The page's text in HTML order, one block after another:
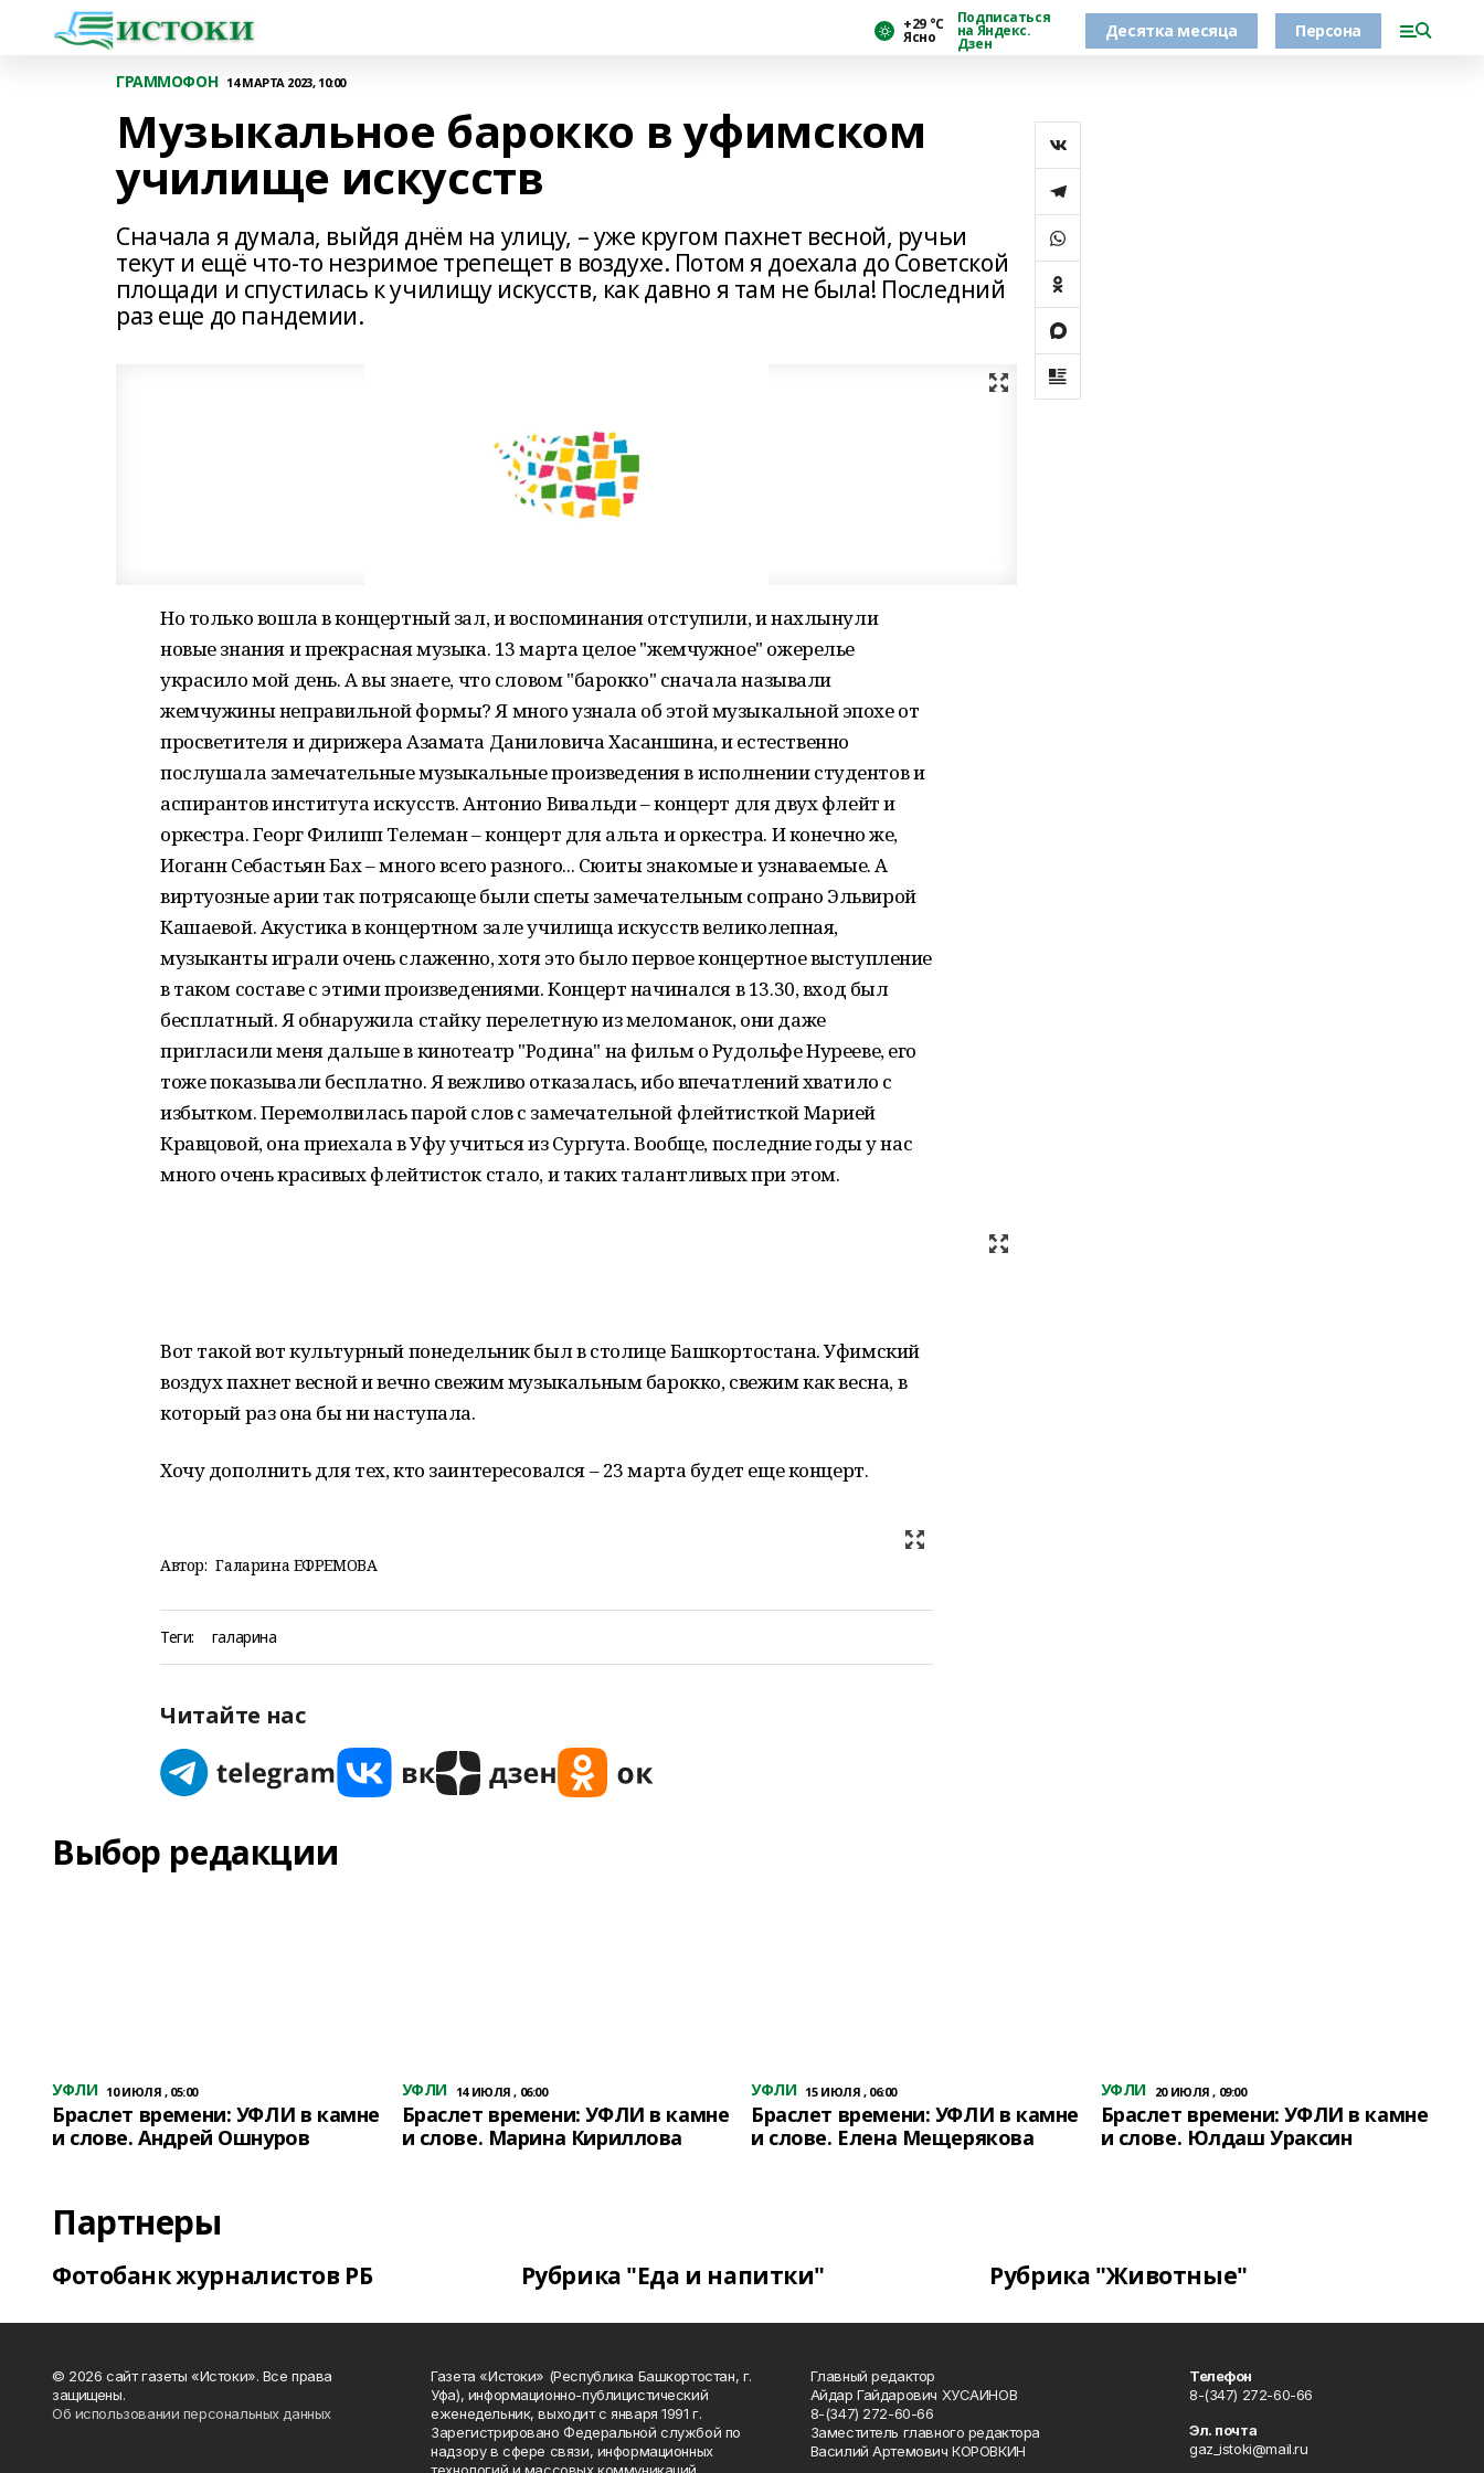
+29 °С
Ясно
Подписаться
на Яндекс.
Дзен
Десятка месяца Персона
ГРАММОФОН 14 МАРТА 2023, 10:00
Музыкальное барокко в уфимском
училище искусств
Сначала я думала, выйдя днём на улицу, – уже кругом пахнет весной, ручьи
текут и ещё что-то незримое трепещет в воздухе. Потом я доехала до Советской
площади и спустилась к училищу искусств, как давно я там не была! Последний
раз еще до пандемии.
Но только вошла в концертный зал, и воспоминания отступили, и нахлынули
новые знания и прекрасная музыка. 13 марта целое "жемчужное" ожерелье
украсило мой день. А вы знаете, что словом "барокко" сначала называли
жемчужины неправильной формы? Я много узнала об этой музыкальной эпохе от
просветителя и дирижера Азамата Даниловича Хасаншина, и естественно
послушала замечательные музыкальные произведения в исполнении студентов и
аспирантов института искусств. Антонио Вивальди – концерт для двух флейт и
оркестра. Георг Филипп Телеман – концерт для альта и оркестра. И конечно же,
Иоганн Себастьян Бах – много всего разного... Сюиты знакомые и узнаваемые. А
виртуозные арии так потрясающе были спеты замечательным сопрано Эльвирой
Кашаевой. Акустика в концертном зале училища искусств великолепная,
музыканты играли очень слаженно, хотя это было первое концертное выступление
в таком составе с этими произведениями. Концерт начинался в 13.30, вход был
бесплатный. Я обнаружила стайку перелетную из меломанок, они даже
пригласили меня дальше в кинотеатр "Родина" на фильм о Рудольфе Нурееве, его
тоже показывали бесплатно. Я вежливо отказалась, ибо впечатлений хватило с
избытком. Перемолвилась парой слов с замечательной флейтисткой Марией
Кравцовой, она приехала в Уфу учиться из Сургута. Вообще, последние годы у нас
много очень красивых флейтисток стало, и таких талантливых при этом.
Вот такой вот культурный понедельник был в столице Башкортостана. Уфимский
воздух пахнет весной и вечно свежим музыкальным барокко, свежим как весна, в
который раз она бы ни наступала.
Хочу дополнить для тех, кто заинтересовался – 23 марта будет еще концерт.
Автор: Галарина ЕФРЕМОВА
Теги: галарина
Читайте нас
Выбор редакции
УФЛИ 10 ИЮЛЯ , 05:00
Браслет времени: УФЛИ в камне
и слове. Андрей Ошнуров
УФЛИ 14 ИЮЛЯ , 06:00
Браслет времени: УФЛИ в камне
и слове. Марина Кириллова
УФЛИ 15 ИЮЛЯ , 06:00
Браслет времени: УФЛИ в камне
и слове. Елена Мещерякова
УФЛИ 20 ИЮЛЯ , 09:00
Браслет времени: УФЛИ в камне
и слове. Юлдаш Ураксин
Партнеры
Фотобанк журналистов РБ Рубрика "Еда и напитки" Рубрика "Животные"
© 2026 сайт газеты «Истоки». Все права
защищены.
Об использовании персональных данных
Газета «Истоки» (Республика Башкортостан, г.
Уфа), информационно-публицистический
еженедельник, выходит с января 1991 г.
Зарегистрировано Федеральной службой по
надзору в сфере связи, информационных
Главный редактор
Айдар Гайдарович ХУСАИНОВ
8-(347) 272-60-66
Заместитель главного редактора
Василий Артемович КОРОВКИН
Телефон
8-(347) 272-60-66
Эл. почта
gaz_istoki@mail.ru